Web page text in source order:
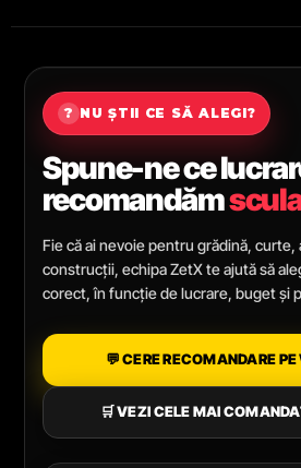
? NU ȘTII CE SĂ ALEGI?
Spune-ne ce
recomandăm
Fie că ai nevoie pentru grădină, curte,
construcții, echipa ZetX te ajută să
corect, în funcție de lucrare, buget și
💬 CERE RECOMANDARE
🛒 VEZI CELE MAI